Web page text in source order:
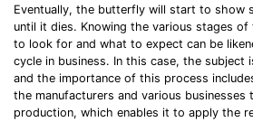
Eventually, the butterfly will start to show
until it dies. Knowing the various stages
to look for and what to expect can be
cycle in business. In this case, the subject
and the importance of this process
the manufacturers and various
production, which enables it to apply the